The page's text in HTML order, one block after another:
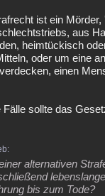
ist ein
aus
heimtückisch
oder um eine
einen
Fälle sollte das
alternativen
lebenslange
bis zum Tode?